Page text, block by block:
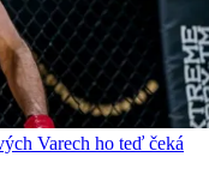
Varech ho teď čeká